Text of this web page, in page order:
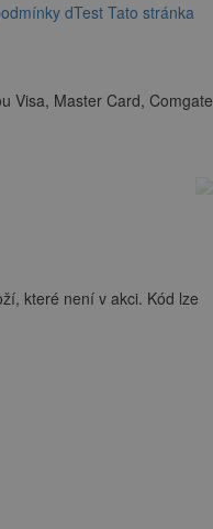
dTestTato stránka
které není v akci. Kód lze